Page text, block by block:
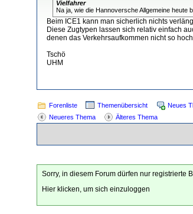
Vielfahrer
Na ja, wie die Hannoversche Allgemeine
Beim ICE1 kann man sicherlich nichts
Diese Zugtypen lassen sich relativ einfach
denen das Verkehrsaufkommen nicht so
Tschö
UHM
Forenliste Themenübersicht Neues
Neueres Thema
Älteres Thema
Sorry, in diesem Forum dürfen nur registrierte
Hier klicken, um sich einzuloggen